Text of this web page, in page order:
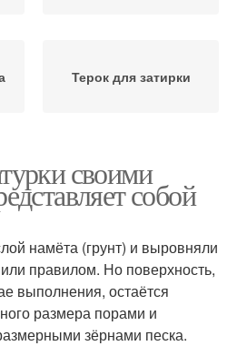
Терок для затирки
своими
собой
намёта (грунт) и выровняли
правилом. Но поверхность,
выполнения, остаётся
размера порами и
зёрнами песка.